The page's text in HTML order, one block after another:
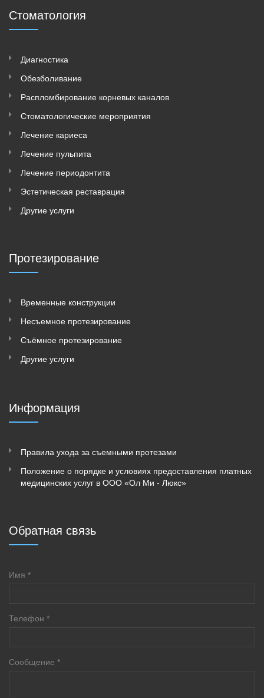
Стоматология
Диагностика
Обезболивание
Распломбирование корневых каналов
Стоматологические мероприятия
Лечение кариеса
Лечение пульпита
Лечение периодонтита
Эстетическая реставрация
Другие услуги
Протезирование
Временные конструкции
Несъeмное протезирование
Съёмное протезирование
Другие услуги
Информация
Правила ухода за съемными протезами
Положение о порядке и условиях предоставления платных
медицинских услуг в ООО «Ол Ми - Люкс»
Обратная связь
Имя *
Телефон *
Сообщение *